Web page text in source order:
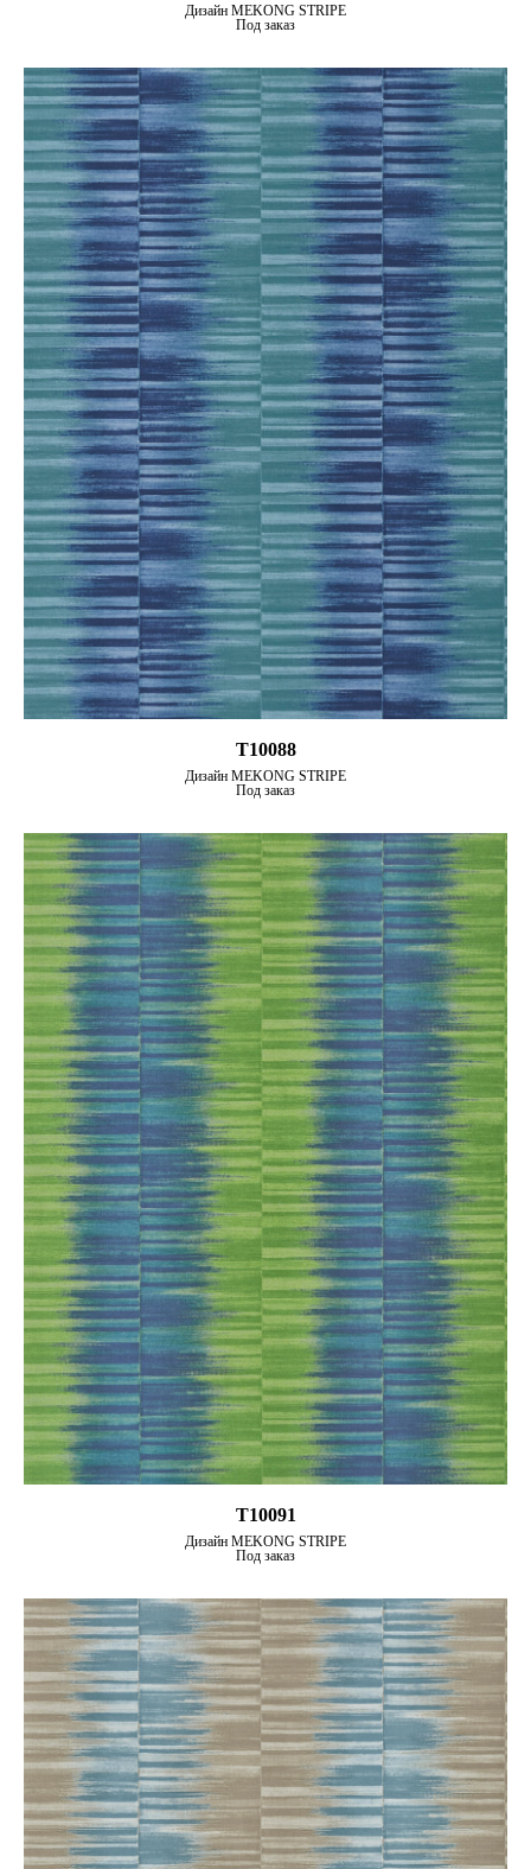
Дизайн MEKONG STRIPE
Под заказ
T10088
Дизайн MEKONG STRIPE
Под заказ
T10091
Дизайн MEKONG STRIPE
Под заказ